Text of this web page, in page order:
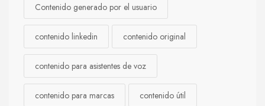
Contenido generado por el usuario
contenido linkedin contenido original
contenido para asistentes de voz
contenido para marcas contenido útil